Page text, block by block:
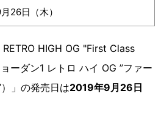
26日（木）
RETRO HIGH OG "First Class
ーダン1 レトロ ハイ OG ”ファー
」の発売日は2019年9月26日